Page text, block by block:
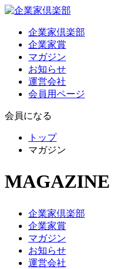
企業家倶楽部
企業家賞
マガジン
お知らせ
運営会社
会員用ページ
会員になる
トップ
マガジン
MAGAZINE
企業家倶楽部
企業家賞
マガジン
お知らせ
運営会社